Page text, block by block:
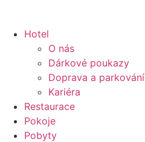
Hotel
O nás
Dárkové poukazy
Doprava a parkování
Kariéra
Restaurace
Pokoje
Pobyty